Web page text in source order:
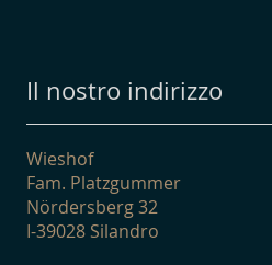
Il nostro indirizzo
Wieshof
Fam. Platzgummer
Nördersberg 32
I-39028 Silandro